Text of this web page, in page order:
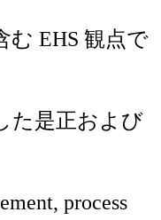
む EHS 観点で
た是正および
process